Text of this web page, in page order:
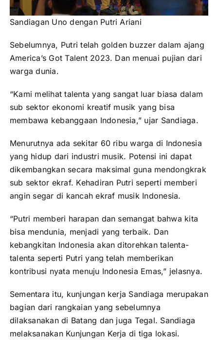
Sandiagan Uno dengan Putri Ariani
Sebelumnya, Putri telah golden buzzer dalam ajang
America’s Got Talent 2023. Dan menuai pujian dari
warga dunia.
“Kami melihat talenta yang sangat luar biasa dalam
sub sektor ekonomi kreatif musik yang bisa
membawa kebanggaan Indonesia,” ujar Sandiaga.
Menurutnya ada sekitar 60 ribu warga di Indonesia
yang hidup dari industri musik. Potensi ini dapat
dikembangkan secara maksimal guna mendongkrak
sub sektor ekraf. Kehadiran Putri seperti memberi
angin segar di kancah ekraf musik Indonesia.
“Putri memberi harapan dan semangat bahwa kita
bisa mendunia, menjadi yang terbaik. Dan
kebangkitan Indonesia akan ditorehkan talenta-
talenta seperti Putri yang telah memberikan
kontribusi nyata menuju Indonesia Emas,” jelasnya.
Sementara itu, kunjungan kerja Sandiaga merupakan
bagian dari rangkaian yang sebelumnya
dilaksanakan di Batang dan juga Tegal. Sandiaga
melaksanakan Kunjungan Kerja di tiga lokasi.